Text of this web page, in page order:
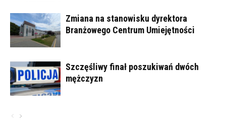
Zmiana na stanowisku dyrektora
Branżowego Centrum Umiejętności
Szczęśliwy finał poszukiwań dwóch
mężczyzn